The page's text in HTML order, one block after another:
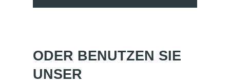
ODER BENUTZEN SIE
UNSER
Home
Firmenevent
Vorher